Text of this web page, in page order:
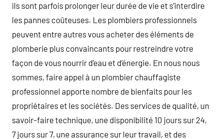
ils sont parfois prolonger leur durée de vie et s’interdire
les pannes coûteuses. Les plombiers professionnels
peuvent entre autres vous acheter des éléments de
plomberie plus convaincants pour restreindre votre
façon de vous nourrir d’eau et d’énergie. En nous nous
sommes, faire appel à un plombier chauffagiste
professionnel apporte nombre de bienfaits pour les
propriétaires et les sociétés. Des services de qualité, un
savoir-faire technique, une disponibilité 10 jours sur 24,
7 jours sur 7, une assurance sur leur travail, et des